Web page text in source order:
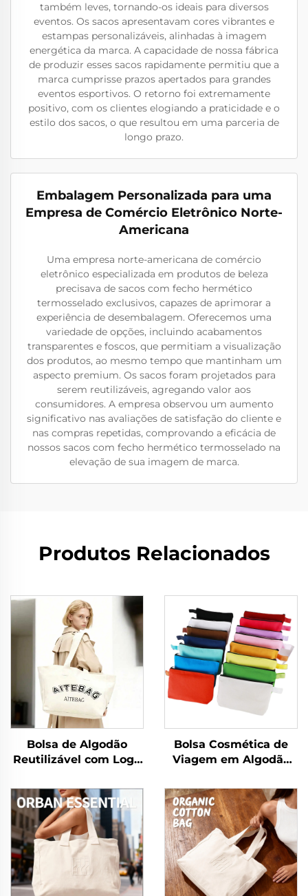
também leves, tornando-os ideais para diversos
eventos. Os sacos apresentavam cores vibrantes e
estampas personalizáveis, alinhadas à imagem
energética da marca. A capacidade de nossa fábrica
de produzir esses sacos rapidamente permitiu que a
marca cumprisse prazos apertados para grandes
eventos esportivos. O retorno foi extremamente
positivo, com os clientes elogiando a praticidade e o
estilo dos sacos, o que resultou em uma parceria de
longo prazo.
Embalagem Personalizada para uma
Empresa de Comércio Eletrônico Norte-
Americana
Uma empresa norte-americana de comércio
eletrônico especializada em produtos de beleza
precisava de sacos com fecho hermético
termosselado exclusivos, capazes de aprimorar a
experiência de desembalagem. Oferecemos uma
variedade de opções, incluindo acabamentos
transparentes e foscos, que permitiam a visualização
dos produtos, ao mesmo tempo que mantinham um
aspecto premium. Os sacos foram projetados para
serem reutilizáveis, agregando valor aos
consumidores. A empresa observou um aumento
significativo nas avaliações de satisfação do cliente e
nas compras repetidas, comprovando a eficácia de
nossos sacos com fecho hermético termosselado na
elevação de sua imagem de marca.
Produtos Relacionados
Bolsa de Algodão
Reutilizável com Logo
Personalizado, Fecho
de Zíper, Alça de
Ombro, Estilo Fashion,
Tamanho Médio para
Praia e Compras
Bolsa Cosmética de
Viagem em Algodão
Personalizado,
Ecologicamente
Correta,
Compartimento
Dobrável com Zíper
para Armazenamento,
Inclui Presentes